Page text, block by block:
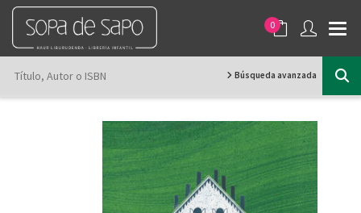
0
Búsqueda avanzada